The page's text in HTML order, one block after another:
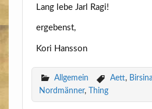
Lang lebe Jarl Ragi!
erge­benst,
Kori Hans­son
Allgemein Aett, Birsina
Nordmänner, Thing